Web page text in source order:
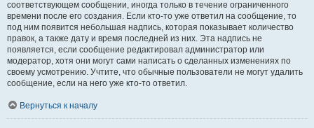
соответствующем сообщении, иногда только в течение ограниченного
времени после его создания. Если кто-то уже ответил на сообщение, то
под ним появится небольшая надпись, которая показывает количество
правок, а также дату и время последней из них. Эта надпись не
появляется, если сообщение редактировал администратор или
модератор, хотя они могут сами написать о сделанных изменениях по
своему усмотрению. Учтите, что обычные пользователи не могут удалить
сообщение, если на него уже кто-то ответил.
Вернуться к началу